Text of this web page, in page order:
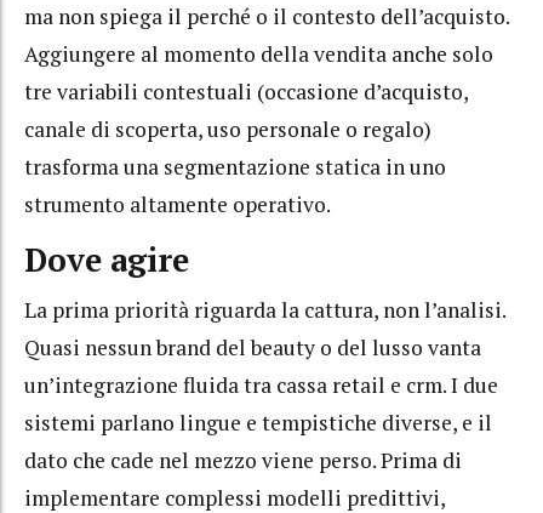
ma non spiega il perché o il contesto dell’acquisto.
Aggiungere al momento della vendita anche solo
tre variabili contestuali (occasione d’acquisto,
canale di scoperta, uso personale o regalo)
trasforma una segmentazione statica in uno
strumento altamente operativo.
Dove agire
La prima priorità riguarda la cattura, non l’analisi.
Quasi nessun brand del beauty o del lusso vanta
un’integrazione fluida tra cassa retail e crm. I due
sistemi parlano lingue e tempistiche diverse, e il
dato che cade nel mezzo viene perso. Prima di
implementare complessi modelli predittivi,